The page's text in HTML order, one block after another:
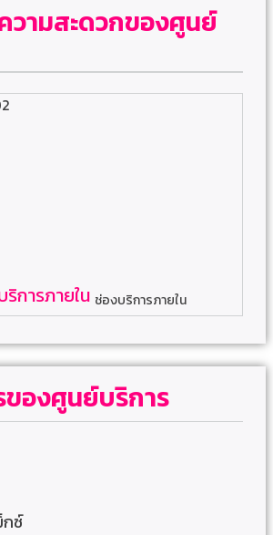
วามสะดวกของศูนย์
ช่องบริการภายใน
ของศูนย์บริการ
กซ์